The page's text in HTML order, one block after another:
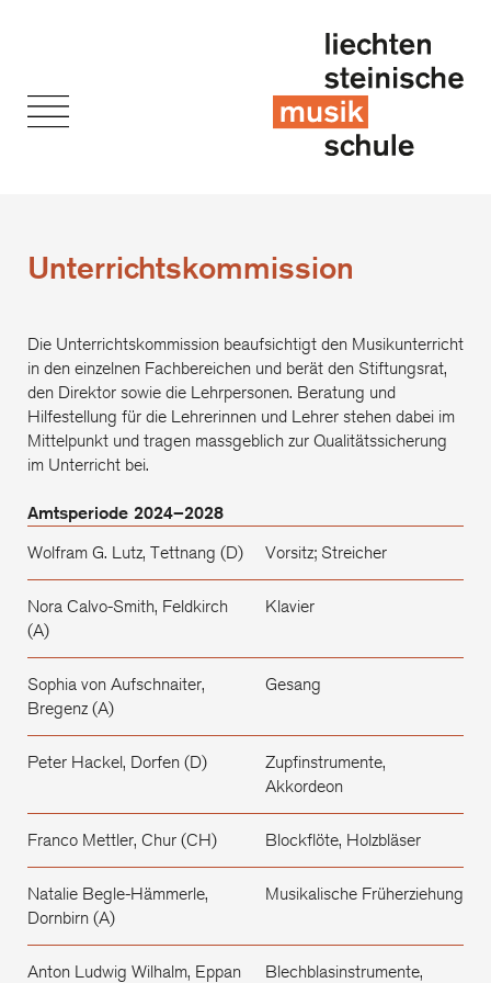
Unterrichtskommission
Die Unterrichtskommission beaufsichtigt den Musikunterricht
in den einzelnen Fachbereichen und berät den Stiftungsrat,
den Direktor sowie die Lehrpersonen. Beratung und
Hilfestellung für die Lehrerinnen und Lehrer stehen dabei im
Mittelpunkt und tragen massgeblich zur Qualitätssicherung
im Unterricht bei.
Amtsperiode 2024–2028
Wolfram G. Lutz, Tettnang (D)
Vorsitz; Streicher
Nora Calvo-Smith, Feldkirch
(A)
Klavier
Sophia von Aufschnaiter,
Bregenz (A)
Gesang
Peter Hackel, Dorfen (D)
Zupfinstrumente,
Akkordeon
Franco Mettler, Chur (CH) Blockflöte, Holzbläser
Natalie Begle-Hämmerle,
Dornbirn (A)
Musikalische Früherziehung
Anton Ludwig Wilhalm, Eppan Blechblasinstrumente,